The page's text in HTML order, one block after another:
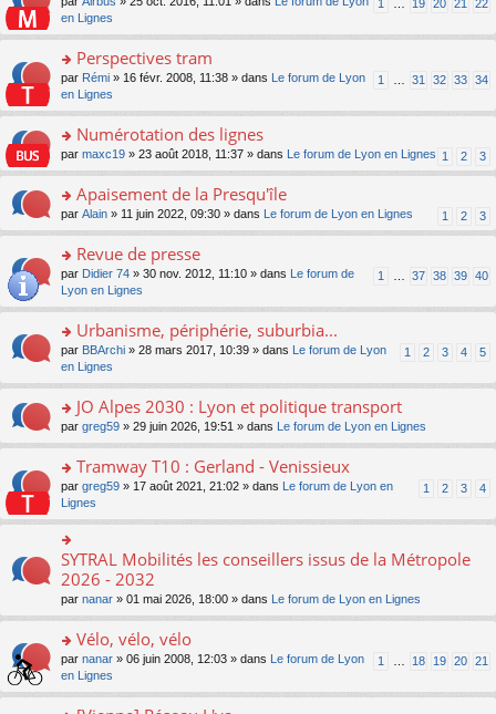
e
nt
u
c
e
nt
o
n
lu
le
u
c
e
nt
a
n
o
n
lu
le
u
ré
c
e
le
m
e
s
s
a
n
o
n
lu
pl
s
ré
e
n
s
er
le
m
e
s
s
e
n
o
n
le
pl
s
ré
c
e
1 19 20 21 22
en Lignes
o
n
s
er
le
m
e
s
g
e
n
o
n
le
s
ré
c
nt
Perspectives tram
1 31 32 33 34
par Rémi » 16 févr. 2008, 11:38 » dans
Le forum de Lyon
en Lignes
o
n
ult
er
le
m
e
s
g
e
n
o
n
le
u
s
ré
c
e
nt
Numérotation des lignes
1 2 3
par maxc19 » 23 août 2018, 11:37 » dans Le forum de Lyon en Lignes
o
n
ult
er
le
m
e
s
s
e
n
o
n
le
s
ré
c
e
Apaisement de la Presqu'île
1 2 3
par Alain » 11 juin 2022, 09:30 » dans Le forum de Lyon en Lignes
o
s
er
le
m
e
s
s
e
n
o
n
lu
le
pl
u
s
ré
c
e
nt
Revue de presse
1 37 38 39 40
par Didier 74 » 30 nov. 2012, 11:10 » dans
Le forum de
Lyon en Lignes
o
n
s
er
le
m
e
s
s
g
n
o
n
lu
pl
u
s
ré
Urbanisme, périphérie, suburbia...
1 2 3 4 5
par BBArchi » 28 mars 2017, 10:39 » dans
Le forum de Lyon
en Lignes
o
n
ult
er
le
m
e
s
s
g
n
o
n
lu
JO Alpes 2030 : Lyon et politique transport
par greg59 » 29 juin 2026, 19:51 » dans Le forum de Lyon en Lignes
o
s
ult
er
le
m
e
s
s
g
Tramway T10 : Gerland - Venissieux
1 2 3 4
par greg59 » 17 août 2021, 21:02 » dans
Le forum de Lyon en
Lignes
o
n
ult
er
le
m
e
s
SYTRAL Mobilités les conseillers issus de la Métropole
2026 - 2032
par nanar » 01 mai 2026, 18:00 » dans Le forum de Lyon en Lignes
o
n
s
Vélo, vélo, vélo
1 18 19 20 21
par nanar » 06 juin 2008, 12:03 » dans
Le forum de Lyon
en Lignes